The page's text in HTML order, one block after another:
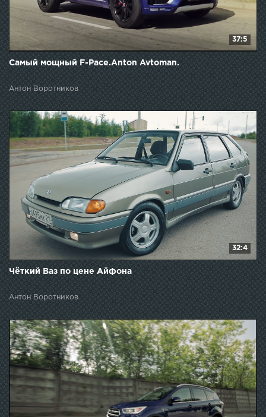
37:5
Самый мощный F-Pace.Anton Avtoman.
Антон Воротников
32:4
Чёткий Ваз по цене Айфона
Антон Воротников